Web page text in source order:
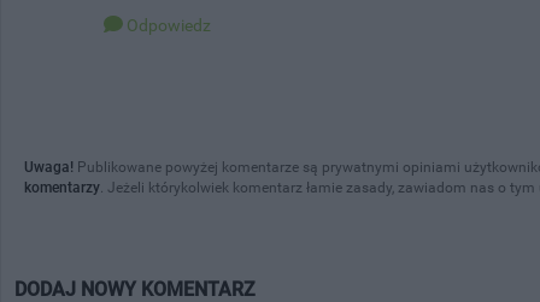
Odpowiedz
Uwaga! Publikowane powyżej komentarze są prywatnymi opiniami
komentarzy. Jeżeli którykolwiek komentarz łamie zasady, zawiadom nas o
DODAJ NOWY KOMENTARZ